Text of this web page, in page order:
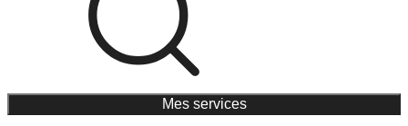
Mes services